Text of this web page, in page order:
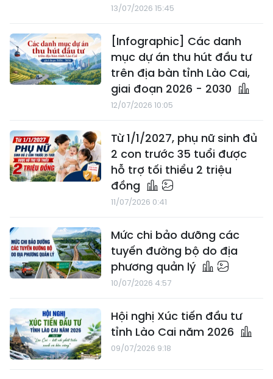
13/07/2026 15:45
[Infographic] Các danh
mục dự án thu hút đầu tư
trên địa bàn tỉnh Lào Cai,
giai đoạn 2026 - 2030
12/07/2026 10:05
Từ 1/1/2027, phụ nữ sinh đủ
2 con trước 35 tuổi được
hỗ trợ tối thiểu 2 triệu
đồng
11/07/2026 0:41
Mức chi bảo dưỡng các
tuyến đường bộ do địa
phương quản lý
10/07/2026 4:57
Hội nghị Xúc tiến đầu tư
tỉnh Lào Cai năm 2026
09/07/2026 9:18